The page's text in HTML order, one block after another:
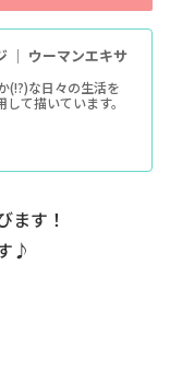
｜ ウーマンエキサ
(!?)な日々の生活を
て描いています。
ます！
♪